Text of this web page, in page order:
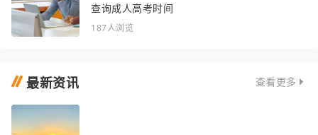
查询成人高考时间
187人浏览
最新资讯 查看更多